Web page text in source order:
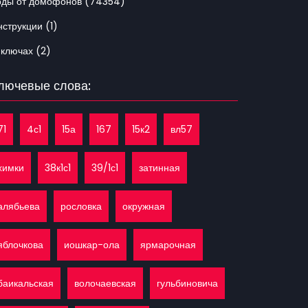
(1)
(2)
слова:
4с1 15а 167 15к2 вл57
38к1с1 39/1с1 затинная
рословка окружная
иошкар-ола ярмарочная
волочаевская гульбиновича